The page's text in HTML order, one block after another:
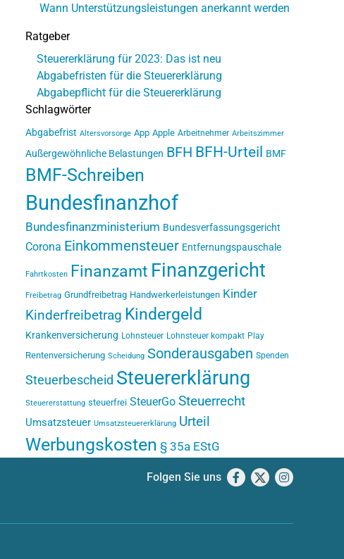
Wann Unterstützungsleistungen anerkannt werden
Ratgeber
Steuererklärung für 2023: Das ist neu
Abgabefristen für die Steuererklärung
Abgabepflicht für die Steuererklärung
Schlagwörter
Abgabefrist Altersvorsorge App Apple Arbeitnehmer Arbeitszimmer
Außergewöhnliche Belastungen BFH BFH-Urteil BMF
BMF-Schreiben
Bundesfinanzhof
Bundesfinanzministerium Bundesverfassungsgericht
Corona Einkommensteuer Entfernungspauschale
Fahrtkosten Finanzamt Finanzgericht
Freibetrag Grundfreibetrag Handwerkerleistungen Kinder
Kinderfreibetrag Kindergeld
Krankenversicherung Lohnsteuer Lohnsteuer kompakt Play
Rentenversicherung Scheidung Sonderausgaben Spenden
Steuerbescheid Steuererklärung
Steuererstattung steuerfrei SteuerGo Steuerrecht
Umsatzsteuer Umsatzsteuererklärung Urteil
Werbungskosten § 35a EStG
Folgen Sie uns Facebook
X Instagram